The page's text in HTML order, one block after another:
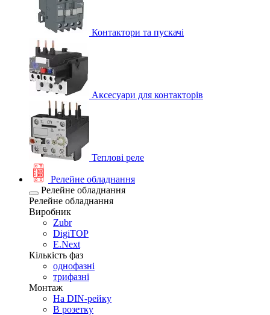
Контактори та пускачі
Аксесуари для контакторів
Теплові реле
Релейне обладнання
Релейне обладнання
Релейне обладнання
Виробник
Zubr
DigiTOP
E.Next
Кількість фаз
однофазні
трифазні
Монтаж
На DIN-рейку
В розетку